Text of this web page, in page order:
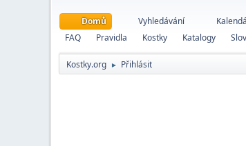
Domů Vyhledávání
FAQ
Pravidla Kostky Katalogy
Kostky.org ► Přihlásit